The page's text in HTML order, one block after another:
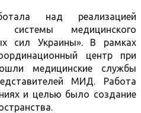
над реализацией
медицинского
сил Украины». В рамках
центр при
медицинские службы
МИД. Работа
и целью было создание